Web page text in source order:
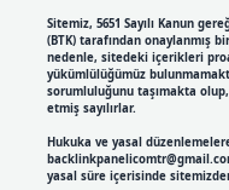
Sitemiz, 5651 Sayılı Kanun
(BTK) tarafından onaylanmış
nedenle, sitedeki içerikleri
yükümlülüğümüz
sorumluluğunu taşımakta
etmiş sayılırlar.
Hukuka ve yasal
yasal süre içerisinde